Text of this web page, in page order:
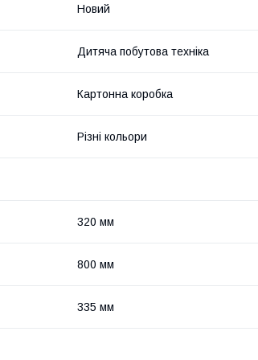
Новий
Дитяча побутова техніка
Картонна коробка
Різні кольори
320 мм
800 мм
335 мм